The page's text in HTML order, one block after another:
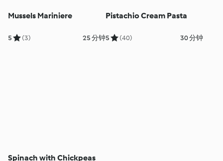
Mussels Mariniere
5 (3) 25 分钟
Pistachio Cream Pasta
5 (40) 30 分钟
Spinach with Chickpeas